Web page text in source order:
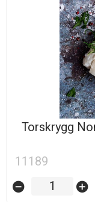
Torskrygg
11189
remove_circle add_circle